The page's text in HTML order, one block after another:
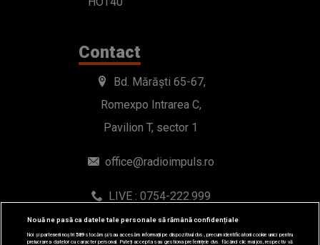
Contact
Bd. Mărăști 65-67,
Romexpo Intrarea C,
Pavilion T, sector 1
office@radioimpuls.ro
LIVE : 0754-222.999
WhatsApp: 0754-222.999
Nouă ne pasă ca datele tale personale să rămână confidențiale
Noi și partenerii noștri589stocăm și/sau accesăm informații pe dispozitivul dvs., precum identificatorii cookie unici pentru
prelucrarea datelor cu caracter personal. Puteți accepta sau gestiona preferințele dvs. făcând clic mai jos, respectiv vă